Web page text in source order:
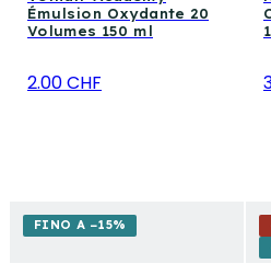
Émulsion Oxydante 20
Volumes 150 ml
2.00 CHF
FINO A −15%